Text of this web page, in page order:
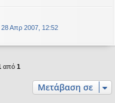
Απρ 2007, 12:52
από 1
Μετάβαση σε